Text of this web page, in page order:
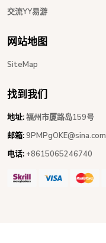
交流YY易游
网站地图
SiteMap
找到我们
地址:福州市厦路岛159号
邮箱:9PMPgOKE@sina.com
电话: +8615065246740